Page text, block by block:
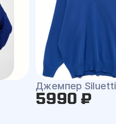
Джемпер
5990 ₽